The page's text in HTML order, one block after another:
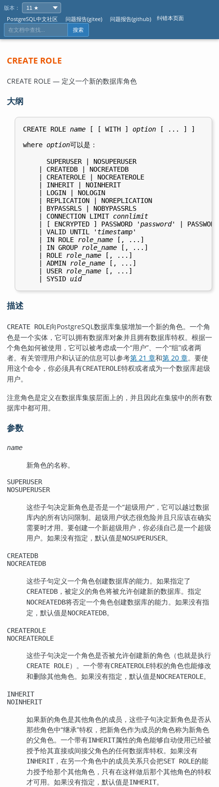
版本：
PostgreSQL中文社区
问题报告(gitee) 问题报告(github) 纠错本页面
搜索
CREATE ROLE
CREATE ROLE — 定义一个新的数据库角色
大纲
CREATE ROLE name [ [ WITH ] option [ ... ] ]
where option可以是：
      SUPERUSER | NOSUPERUSER
    | CREATEDB | NOCREATEDB
    | CREATEROLE | NOCREATEROLE
    | INHERIT | NOINHERIT
    | LOGIN | NOLOGIN
    | REPLICATION | NOREPLICATION
    | BYPASSRLS | NOBYPASSRLS
    | CONNECTION LIMIT
connlimit
    | [ ENCRYPTED ] PASSWORD '
password' |
    | VALID UNTIL '
timestamp'
    | IN ROLE
role_name [, ...]
    | IN GROUP
role_name [, ...]
    | ROLE
role_name [, ...]
    | ADMIN
role_name [, ...]
    | USER
role_name [, ...]
    | SYSID
uid
描述
CREATE ROLE向PostgreSQL数据库集簇增加一个新的角色。一个角
色是一个实体，它可以拥有数据库对象并且拥有数据库特权。根据一
个角色如何被使用，它可以被考虑成一个“用户”、一个“组”或者两
者。有关管理用户和认证的信息可以参考第 21 章和第 20 章。要使
用这个命令，你必须具有CREATEROLE特权或者成为一个数据库超级
用户。
注意角色是定义在数据库集簇层面上的，并且因此在集簇中的所有数
据库中都可用。
参数
name
新角色的名称。
SUPERUSER
NOSUPERUSER
这些子句决定新角色是否是一个“超级用户” ，它可以越过数据
库内的所有访问限制。超级用户状态很危险并且只应该在确实
需要时才用。要创建一个新超级用户，你必须自己是一个超级
用户。如果没有指定，默认值是NOSUPERUSER。
CREATEDB
NOCREATEDB
这些子句定义一个角色创建数据库的能力。如果指定了
CREATEDB ，被定义的角色将被允许创建新的数据库。指定
NOCREATEDB将否定一个角色创建数据库的能力。如果没有指
定，默认值是NOCREATEDB。
CREATEROLE
NOCREATEROLE
这些子句决定一个角色是否被允许创建新的角色（也就是执行
CREATE ROLE）。一个带有CREATEROLE特权的角色也能修改
和删除其他角色。如果没有指定，默认值是NOCREATEROLE。
INHERIT
NOINHERIT
如果新的角色是其他角色的成员，这些子句决定新角色是否从
那些角色中“继承”特权，把新角色作为成员的角色称为新角色
的父角色。一个带有INHERIT属性的角色能够自动使用已经被
授予给其直接或间接父角色的任何数据库特权。如果没有
INHERIT ，在另一个角色中的成员关系只会把SET ROLE的能
力授予给那个其他角色，只有在这样做后那个其他角色的特权
才可用。如果没有指定，默认值是INHERIT。